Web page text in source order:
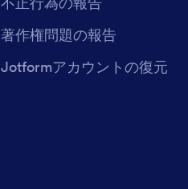
著作権問題の報告
Jotformアカウントの復元